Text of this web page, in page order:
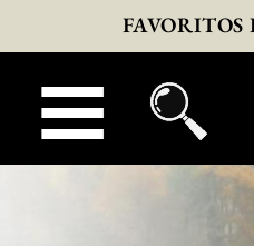
FAVORITOS